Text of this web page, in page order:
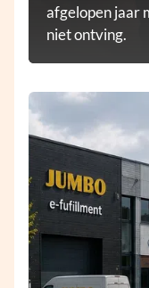
afgelopen jaar
niet ontving.